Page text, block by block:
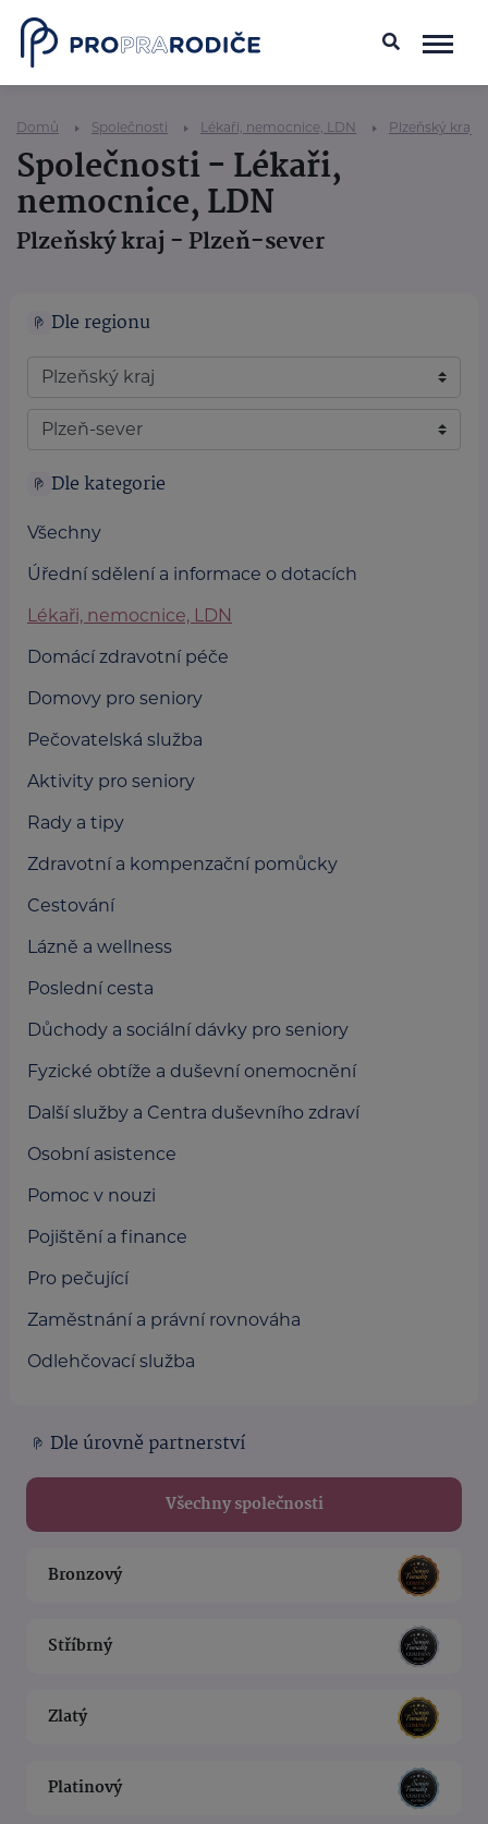
Domů Společnosti Lékaři, nemocnice, LDN Plzeňský kraj
Společnosti - Lékaři,
nemocnice, LDN
Plzeňský kraj - Plzeň-sever
Dle regionu
Dle kategorie
Všechny
Úřední sdělení a informace o dotacích
Lékaři, nemocnice, LDN
Domácí zdravotní péče
Domovy pro seniory
Pečovatelská služba
Aktivity pro seniory
Rady a tipy
Zdravotní a kompenzační pomůcky
Cestování
Lázně a wellness
Poslední cesta
Důchody a sociální dávky pro seniory
Fyzické obtíže a duševní onemocnění
Další služby a Centra duševního zdraví
Osobní asistence
Pomoc v nouzi
Pojištění a finance
Pro pečující
Zaměstnání a právní rovnováha
Odlehčovací služba
Dle úrovně partnerství
Všechny společnosti
Bronzový
Stříbrný
Zlatý
Platinový